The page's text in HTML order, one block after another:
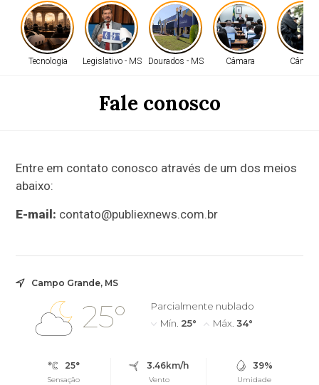
Tecnologia Legislativo - MS Dourados - MS Câmara Câmara
Fale conosco
Entre em contato conosco através de um dos meios
abaixo:
E-mail: contato@publiexnews.com.br
Campo Grande, MS
25°
Parcialmente nublado
Mín. 25° Máx. 34°
25°
Sensação
3.46km/h
Vento
39%
Umidade